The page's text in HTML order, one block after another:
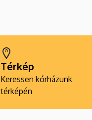
Térkép
Keressen kórházunk
térképén